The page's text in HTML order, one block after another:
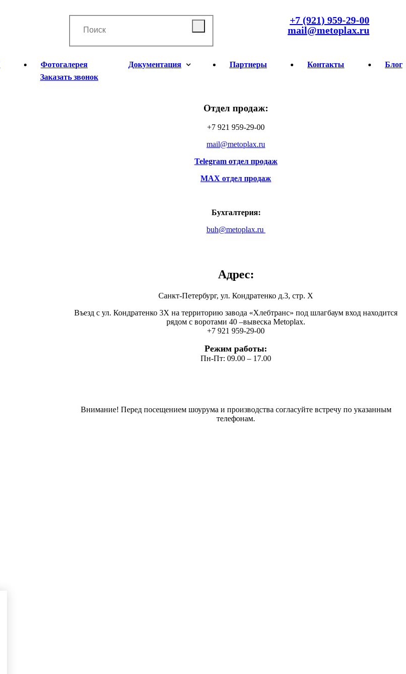
+7 (921) 959-29-00
mail@metoplax.ru
Фотогалерея Документация Партнеры Контакты
Блог
Заказать звонок
Отдел продаж:
+7 921 959-29-00
mail@metoplax.ru
Telegram отдел продаж
MAX отдел продаж
Бухгалтерия:
buh@metoplax.ru
Адрес:
Санкт-Петербург, ул. Кондратенко д.3, стр. Х
Въезд с ул. Кондратенко 3Х на территорию завода «Хлебтранс» под шлагбаум вход находится
рядом с воротами 40 –вывеска Metoplax.
+7 921 959-29-00
Режим работы:
Пн-Пт: 09.00 – 17.00
Внимание! Перед посещением шоурума и производства согласуйте встречу по указанным
телефонам.